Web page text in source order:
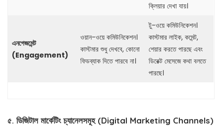
ক্লিয়ার দেখা যায়।
এনগেজমেন্ট
(Engagement)
ওয়ান-ওয়ে কমিউনিকেশন।
কাস্টমার শুধু দেখবে, কোনো
ফিডব্যাক দিতে পারবে না।
টু-ওয়ে কমিউনিকেশন।
কাস্টমার লাইক, কমেন্ট,
শেয়ার করতে পারছে এবং
ডিরেক্ট মেসেজে কথা বলতে
পারছে।
৫. ডিজিটাল মার্কেটিং চ্যানেলসমূহ (Digital Marketing Channels)